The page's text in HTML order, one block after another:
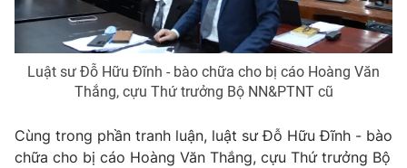
Luật sư Đỗ Hữu Đĩnh - bào chữa cho bị cáo Hoàng Văn
Thắng, cựu Thứ trưởng Bộ NN&PTNT cũ
Cùng trong phần tranh luận, luật sư Đỗ Hữu Đĩnh - bào
chữa cho bị cáo Hoàng Văn Thắng, cựu Thứ trưởng Bộ